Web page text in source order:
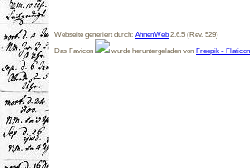
Webseite generiert durch: AhnenWeb 2.6.5 (Rev. 529)
Das Favicon
wurde heruntergeladen von Freepik - Flaticon